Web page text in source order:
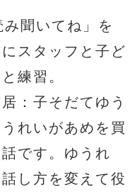
聞いてね」を
スタッフと子ど
練習。
：子そだてゆう
れいがあめを買
です。ゆうれ
し方を変えて役